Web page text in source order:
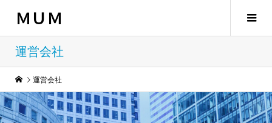
ＭＵＭ
運営会社
運営会社